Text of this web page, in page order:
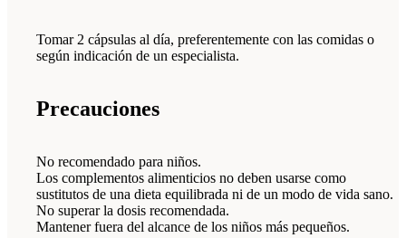
Tomar 2 cápsulas al día, preferentemente con las comidas o
según indicación de un especialista.
Precauciones
No recomendado para niños.
Los complementos alimenticios no deben usarse como
sustitutos de una dieta equilibrada ni de un modo de vida sano.
No superar la dosis recomendada.
Mantener fuera del alcance de los niños más pequeños.